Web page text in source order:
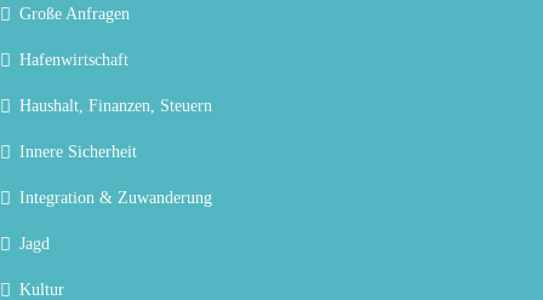
Große Anfragen
Hafenwirtschaft
Haushalt, Finanzen, Steuern
Innere Sicherheit
Integration & Zuwanderung
Jagd
Kultur